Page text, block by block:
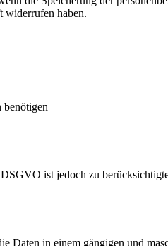
widerrufen haben.
benötigen
ist jedoch zu
in einem gängigen und